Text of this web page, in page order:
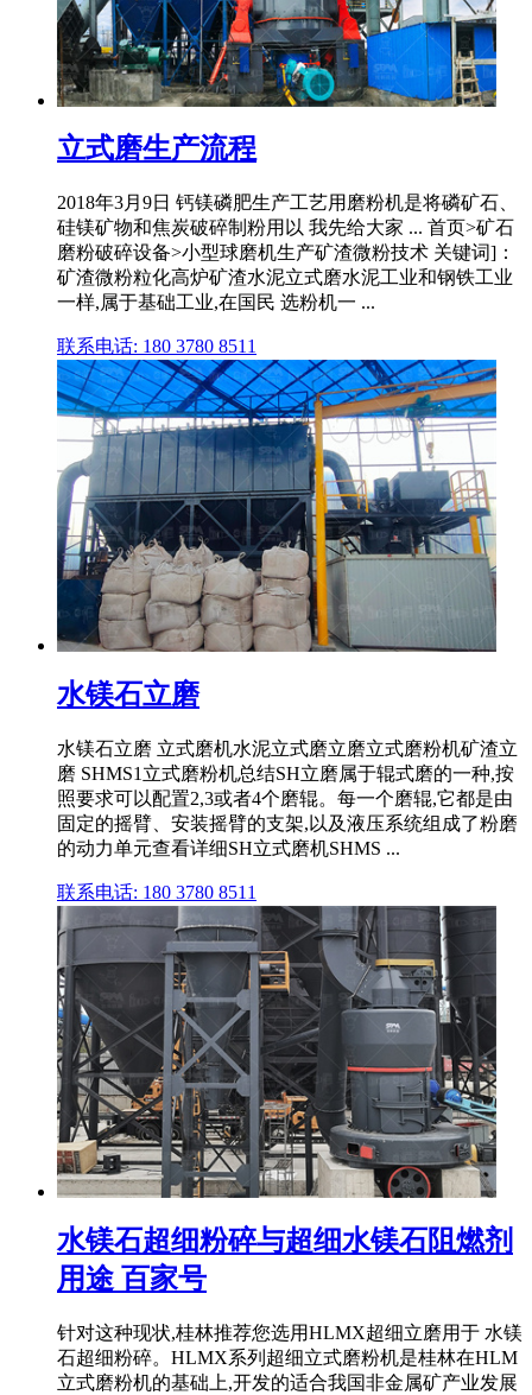
立式磨生产流程
2018年3月9日 钙镁磷肥生产工艺用磨粉机是将磷矿石、
硅镁矿物和焦炭破碎制粉用以 我先给大家 ... 首页>矿石
磨粉破碎设备>小型球磨机生产矿渣微粉技术 关键词]：
矿渣微粉粒化高炉矿渣水泥立式磨水泥工业和钢铁工业
一样,属于基础工业,在国民 选粉机一 ...
联系电话: 180 3780 8511
水镁石立磨
水镁石立磨 立式磨机水泥立式磨立磨立式磨粉机矿渣立
磨 SHMS1立式磨粉机总结SH立磨属于辊式磨的一种,按
照要求可以配置2,3或者4个磨辊。每一个磨辊,它都是由
固定的摇臂、安装摇臂的支架,以及液压系统组成了粉磨
的动力单元查看详细SH立式磨机SHMS ...
联系电话: 180 3780 8511
水镁石超细粉碎与超细水镁石阻燃剂
用途 百家号
针对这种现状,桂林推荐您选用HLMX超细立磨用于 水镁
石超细粉碎。HLMX系列超细立式磨粉机是桂林在HLM
立式磨粉机的基础上,开发的适合我国非金属矿产业发展